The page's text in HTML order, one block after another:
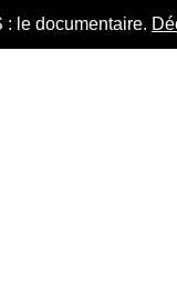
: le documentaire.